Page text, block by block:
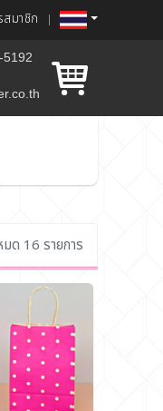
สมาชิก
5192
ด 16 รายการ